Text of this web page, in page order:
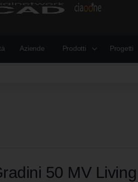
Aziende Prodotti Progetti
50 MV Living